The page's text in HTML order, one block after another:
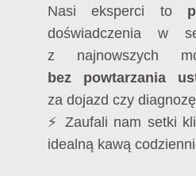
Nasi eksperci to
doświadczenia w
z najnowszych
bez powtarzania
za dojazd czy
⚡ Zaufali nam setki
idealną kawą